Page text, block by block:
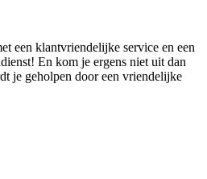
een klantvriendelijke service en een
En kom je ergens niet uit dan
je geholpen door een vriendelijke